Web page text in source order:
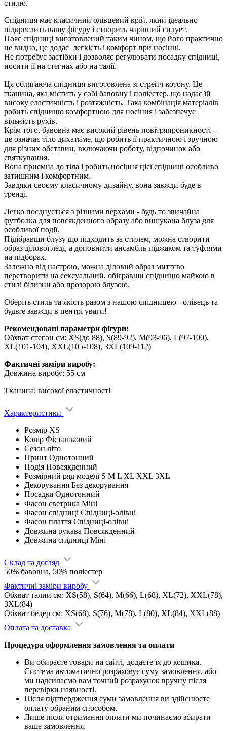
стилю.
Спідниця має класичний олівцевий крій, який ідеально
підкреслить вашу фігуру і створить чарівний силует.
Пояс спідниці виготовлений таким чином, що його практично
не видно, це додає легкість і комфорт при носінні.
Не потребує застібки і дозволяє регулювати посадку спідниці,
носити її на стегнах або на талії.
Ця облягаюча спідниця виготовлена зі стрейч-котону. Це
тканина, яка містить у собі бавовну і поліестер, що надає їй
високу еластичність і розтяжність. Така комбінація матеріалів
робить спідницю комфортною для носіння і забезпечує
вільність рухів.
Крім того, бавовна має високий рівень повітряпроникності -
це означає тіло дихатиме, що робить її практичною і зручною
для різних обставин, включаючи роботу, відпочинок або
святкування.
Вона приємна до тіла і робить носіння цієї спідниці особливо
затишним і комфортним.
Завдяки своєму класичному дизайну, вона завжди буде в
тренді.
Легко поєднується з різними верхами - будь то звичайна
футболка для повсякденного образу або вишукана блуза для
особливої події.
Підібравши блузу що підходить за стилем, можна створити
образ ділової леді, а доповнити ансамбль піджаком та туфлями
на підборах.
Залежно від настрою, можна діловий образ миттєво
перетворити на сексуальний, обігравши спідницю майкою в
стилі білизни або прозорою блузою.
Оберіть стиль та якість разом з нашою спідницею - олівець та
будьте завжди в центрі уваги!
Рекомендовані параметри фігури:
Обхват стегон см: XS(до 88), S(89-92), M(93-96), L(97-100),
XL(101-104), XXL(105-108), 3XL(109-112)
Фактичні заміри виробу:
Довжина виробу: 55 см
Тканина: високої еластичності
Характеристики
Розмір XS
Колір Фісташковий
Сезон літо
Принт Однотонний
Подія Повсякденний
Розмірний ряд моделі S M L XL XXL 3XL
Декорування Без декорування
Посадка Однотонний
Фасон светрика Міні
Фасон спідниці Спідниці-олівці
Фасон плаття Спідниці-олівці
Довжина рукава Повсякденний
Довжина спідниці Міні
Склад та догляд
50% бавовна, 50% поліестер
Фактичні заміри виробу
Обхват талии см: XS(58), S(64), M(66), L(68), XL(72), XXL(78),
3XL(84)
Обхват бёдер см: XS(68), S(76), M(78), L(80), XL(84), XXL(88)
Оплата та доставка
Процедура оформлення замовлення та оплати
Ви обираєте товари на сайті, додаєте їх до кошика.
Система автоматично розраховує суму замовлення, або
ми надсилаємо вам точний розрахунок вручну після
перевірки наявності.
Після підтвердження суми замовлення ви здійснюєте
оплату обраним способом.
Лише після отримання оплати ми починаємо збирати
ваше замовлення.